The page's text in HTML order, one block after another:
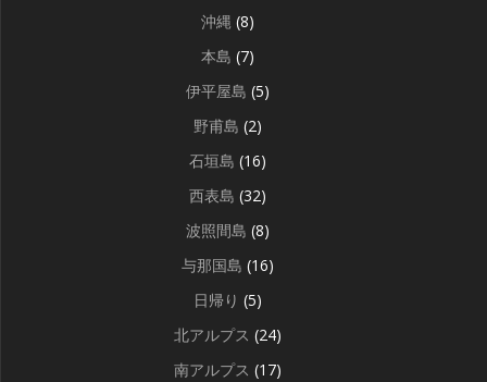
沖縄 (8)
本島 (7)
伊平屋島 (5)
野甫島 (2)
石垣島 (16)
西表島 (32)
波照間島 (8)
与那国島 (16)
日帰り (5)
北アルプス (24)
南アルプス (17)